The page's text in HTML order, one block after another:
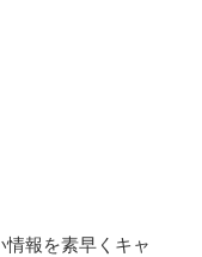
報を素早くキャ